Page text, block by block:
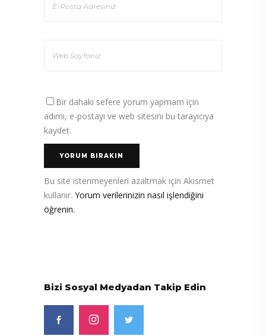
Bir dahaki sefere yorum yapmam için
adımı, e-postayı ve web sitesini bu tarayıcıya
kaydet.
Bu site istenmeyenleri azaltmak için Akismet
kullanır. Yorum verilerinizin nasıl işlendiğini
öğrenin.
Bizi Sosyal Medyadan Takip Edin